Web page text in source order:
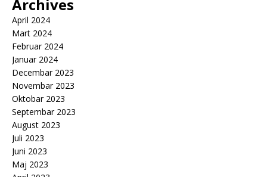
Archives
April 2024
Mart 2024
Februar 2024
Januar 2024
Decembar 2023
Novembar 2023
Oktobar 2023
Septembar 2023
August 2023
Juli 2023
Juni 2023
Maj 2023